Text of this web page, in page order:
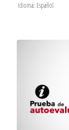
Idioma: Español